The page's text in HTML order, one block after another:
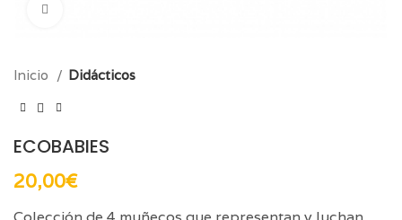
Inicio Didácticos
ECOBABIES
20,00€